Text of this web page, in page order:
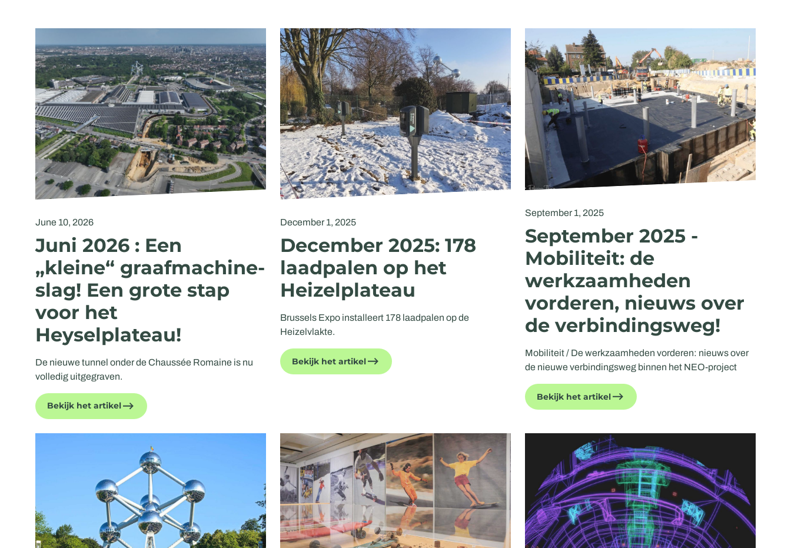
June 10, 2026
Juni 2026 : Een
„kleine“ graafmachine-
slag! Een grote stap
voor het
Heyselplateau!
De nieuwe tunnel onder de Chaussée Romaine is nu
volledig uitgegraven.
Bekijk het artikel
December 1, 2025
December 2025: 178
laadpalen op het
Heizelplateau
Brussels Expo installeert 178 laadpalen op de
Heizelvlakte.
Bekijk het artikel
September 1, 2025
September 2025 -
Mobiliteit: de
werkzaamheden
vorderen, nieuws over
de verbindingsweg!
Mobiliteit / De werkzaamheden vorderen: nieuws over
de nieuwe verbindingsweg binnen het NEO-project
Bekijk het artikel